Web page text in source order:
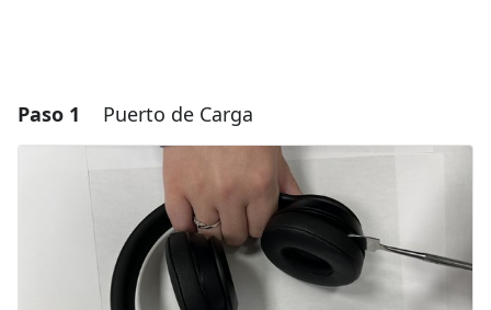
Paso 1 Puerto de Carga